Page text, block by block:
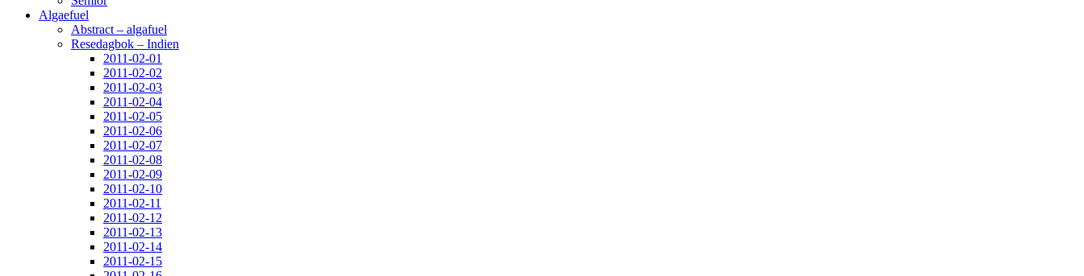
Algaefuel
Abstract – algafuel
Resedagbok – Indien
2011-02-01
2011-02-02
2011-02-03
2011-02-04
2011-02-05
2011-02-06
2011-02-07
2011-02-08
2011-02-09
2011-02-10
2011-02-11
2011-02-12
2011-02-13
2011-02-14
2011-02-15